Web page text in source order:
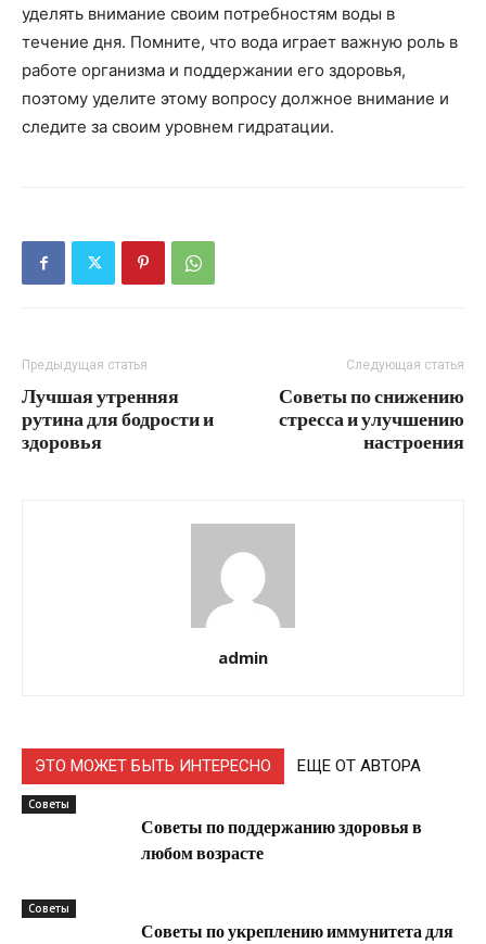
уделять внимание своим потребностям воды в
течение дня. Помните, что вода играет важную роль в
работе организма и поддержании его здоровья,
поэтому уделите этому вопросу должное внимание и
следите за своим уровнем гидратации.
Предыдущая статья
Лучшая утренняя
рутина для бодрости и
здоровья
Следующая статья
Советы по снижению
стресса и улучшению
настроения
admin
ЭТО МОЖЕТ БЫТЬ ИНТЕРЕСНО ЕЩЕ ОТ АВТОРА
Советы
Советы по поддержанию здоровья в
любом возрасте
Советы
Советы по укреплению иммунитета для